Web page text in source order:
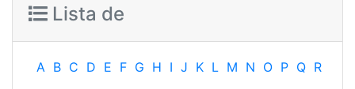
Lista de
A B C D E F G H I J K L M N O P Q R